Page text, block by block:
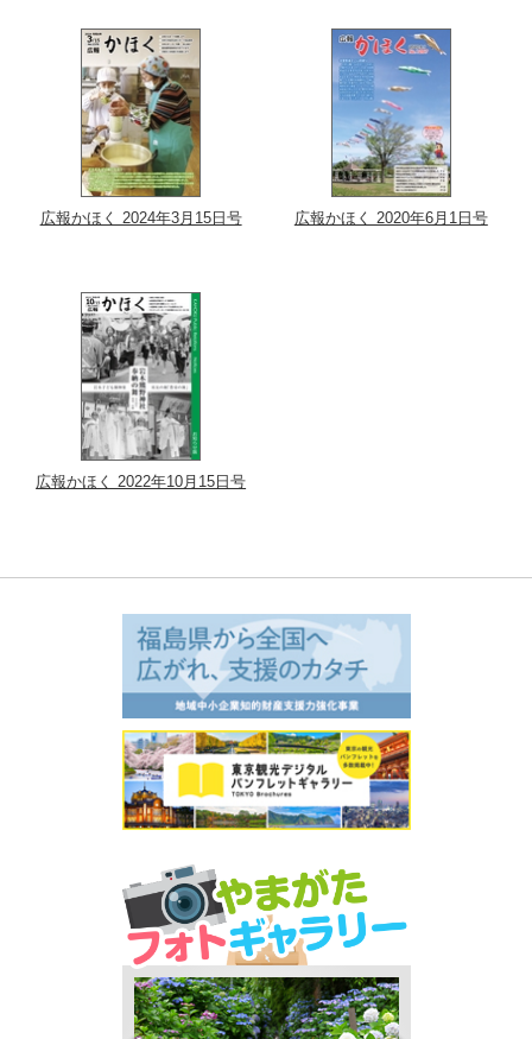
広報かほく 2024年3月15日号 広報かほく 2020年6月1日号
広報かほく 2022年10月15日号